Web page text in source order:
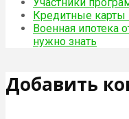
Участники
Кредитные карты
Военная ипотека
нужно знать
Добавить